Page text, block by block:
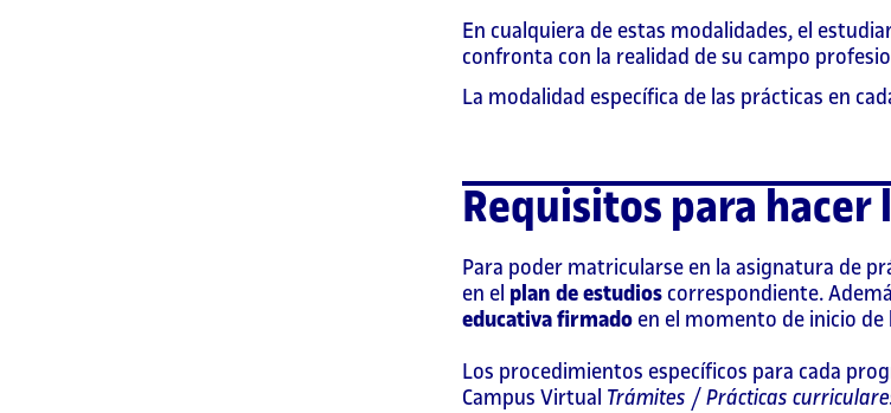
En cualquiera de estas modalidades, el
confronta con la realidad de su campo
La modalidad específica de las prácticas en
Requisitos para hacer
Para poder matricularse en la asignatura de
en el plan de estudios correspondiente.
educativa firmado en el momento de inicio de
Los procedimientos específicos para cada
Campus Virtual Trámites / Prácticas